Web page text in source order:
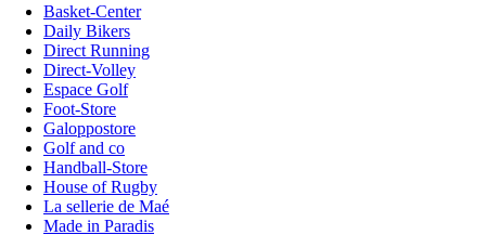
Basket-Center
Daily Bikers
Direct Running
Direct-Volley
Espace Golf
Foot-Store
Galoppostore
Golf and co
Handball-Store
House of Rugby
La sellerie de Maé
Made in Paradis